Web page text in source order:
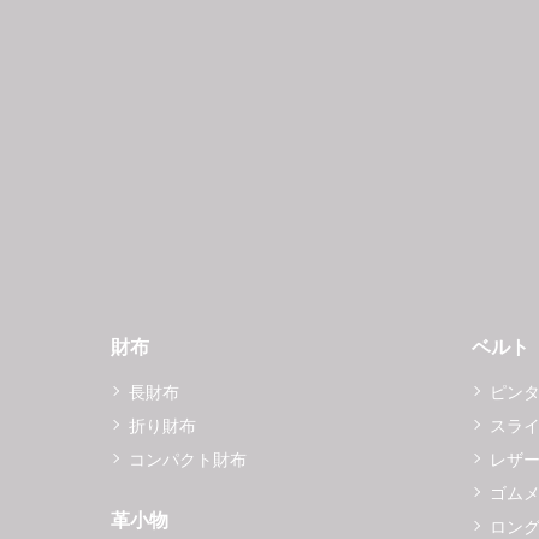
財布
長財布
折り財布
コンパクト財布
革小物
ベルト
ピン
スラ
レザ
ゴム
ロン